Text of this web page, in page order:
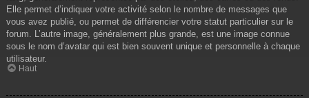
Elle permet d’indiquer votre activité selon le nombre de messages que
vous avez publié, ou permet de différencier votre statut particulier sur le
forum. L’autre image, généralement plus grande, est une image connue
sous le nom d’avatar qui est bien souvent unique et personnelle à chaque
utilisateur.
Haut